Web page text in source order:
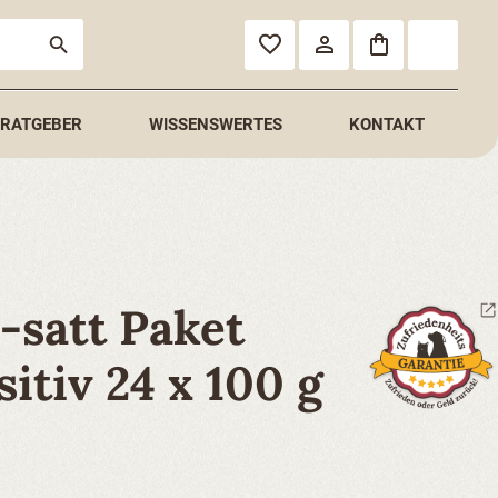
RATGEBER WISSENSWERTES KONTAKT
Paket
24 x 100 g